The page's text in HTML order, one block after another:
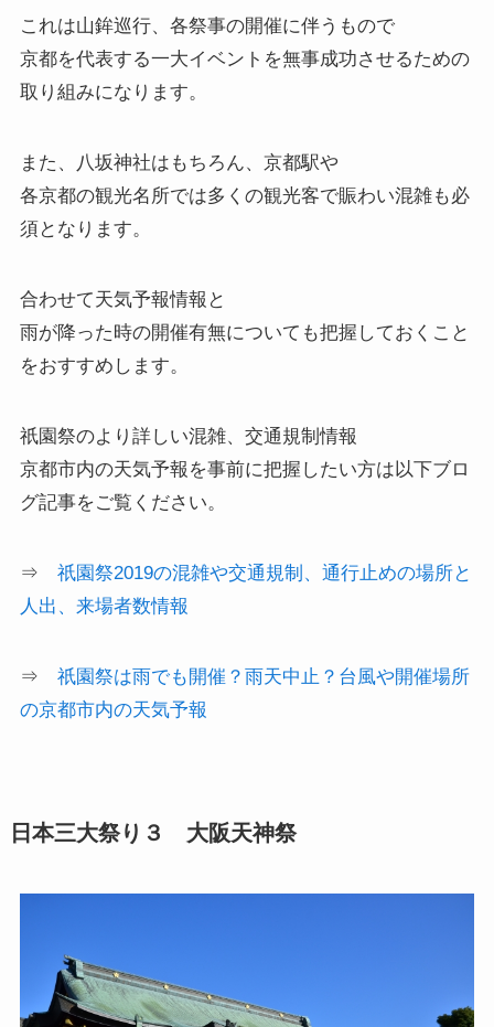
これは山鉾巡行、各祭事の開催に伴うもので
京都を代表する一大イベントを無事成功させるための
取り組みになります。
また、八坂神社はもちろん、京都駅や
各京都の観光名所では多くの観光客で賑わい混雑も必
須となります。
合わせて天気予報情報と
雨が降った時の開催有無についても把握しておくこと
をおすすめします。
祇園祭のより詳しい混雑、交通規制情報
京都市内の天気予報を事前に把握したい方は以下ブロ
グ記事をご覧ください。
⇒ 祇園祭2019の混雑や交通規制、通行止めの場所と
人出、来場者数情報
⇒ 祇園祭は雨でも開催？雨天中止？台風や開催場所
の京都市内の天気予報
日本三大祭り３ 大阪天神祭